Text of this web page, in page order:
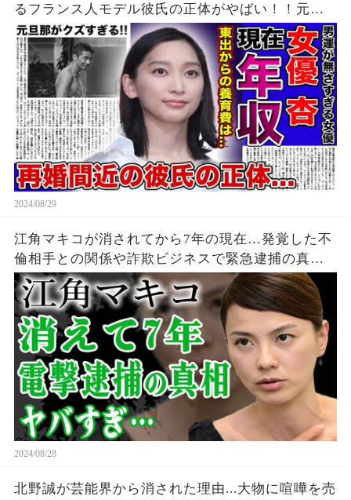
るフランス人モデル彼氏の正体がやばい！！元旦
那・東出昌大の再婚・妊娠発覚で養育費が完全ス
トップする！？人気女優の現在の年収額に驚きを
隠せない！！
2024/08/29
江角マキコが消されてから7年の現在…発覚した不
倫相手との関係や詐欺ビジネスで緊急逮捕の真相
に言葉を失う…！『ショムニ』で有名な女優が結
婚した夫の逮捕歴や別居婚を続ける現在に一同驚
愕…！
2024/08/28
北野誠が芸能界から消された理由...大物に喧嘩を売